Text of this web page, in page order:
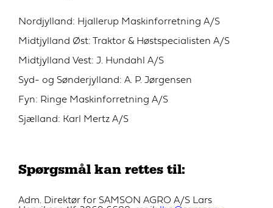
Nordjylland: Hjallerup Maskinforretning A/S
Midtjylland Øst: Traktor & Høstspecialisten A/S
Midtjylland Vest: J. Hundahl A/S
Syd- og Sønderjylland: A. P. Jørgensen
Fyn: Ringe Maskinforretning A/S
Sjælland: Karl Mertz A/S
Spørgsmål kan rettes til:
Adm. Direktør for SAMSON AGRO A/S Lars